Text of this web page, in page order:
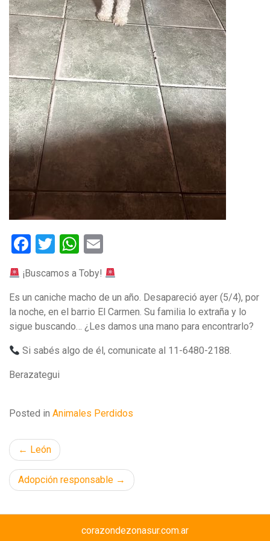
Facebook
TwitterWhatsApp
¡Buscamos a Toby!
Es un caniche macho de un año. Desapareció ayer (5/4), por
la noche, en el barrio El Carmen. Su familia lo extraña y lo
sigue buscando… ¿Les damos una mano para encontrarlo?
Si sabés algo de él, comunicate al 11-6480-2188.
Berazategui
Posted in Animales Perdidos
Navegación
de
entradas
León
Adopción responsable
corazondezonasur.com.ar